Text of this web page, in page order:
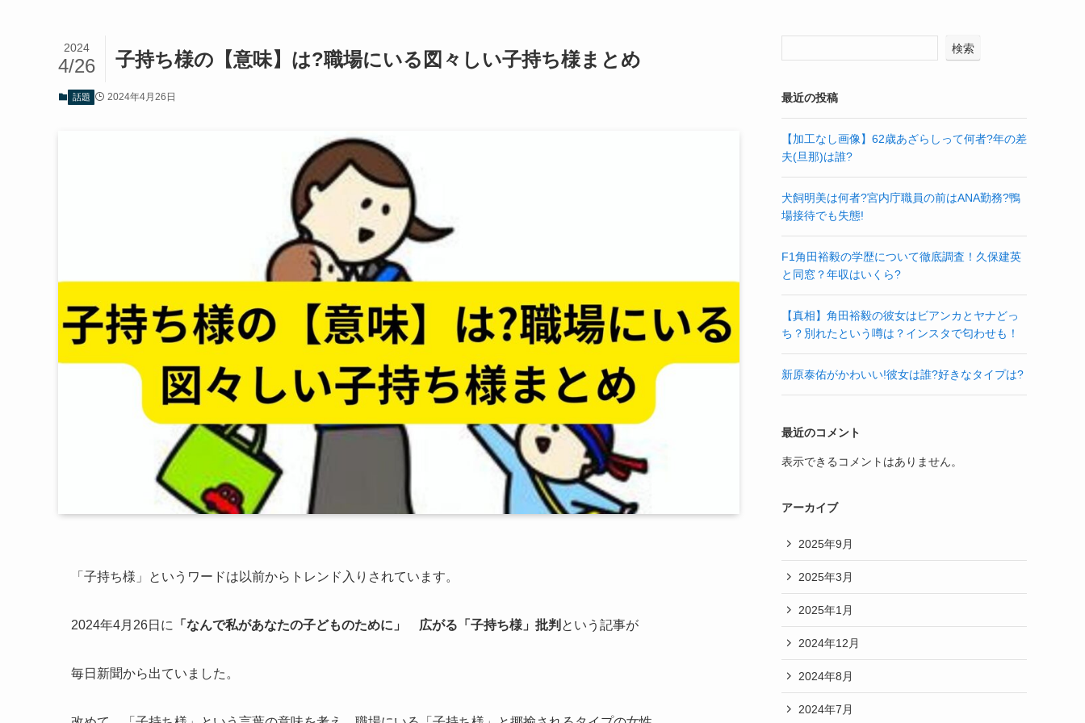
子持ち様の【意味】は?職場にいる図々しい子持ち様まとめ
2024
4/26
話題 2024年4月26日
「子持ち様」というワードは以前からトレンド入りされています。
2024年4月26日に 「なんで私があなたの子どものために」 広がる「子持ち様」批判 という記事が
毎日新聞から出ていました。
検索
最近の投稿
【加工なし画像】62歳あざらしって何者?年の差
夫(旦那)は誰?
犬飼明美は何者?宮内庁職員の前はANA勤務?鴨
場接待でも失態!
F1角田裕毅の学歴について徹底調査！久保建英
と同窓？年収はいくら?
【真相】角田裕毅の彼女はビアンカとヤナどっ
ち？別れたという噂は？インスタで匂わせも！
新原泰佑がかわいい!彼女は誰?好きなタイプは?
最近のコメント
表示できるコメントはありません。
アーカイブ
2025年9月
2025年3月
2025年1月
2024年12月
2024年8月
2024年7月